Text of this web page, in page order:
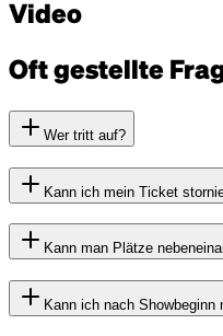
Video
Oft gestellte
Wer tritt auf?
Kann ich mein Ticket
Kann man Plätze
Kann ich nach Showbeginn